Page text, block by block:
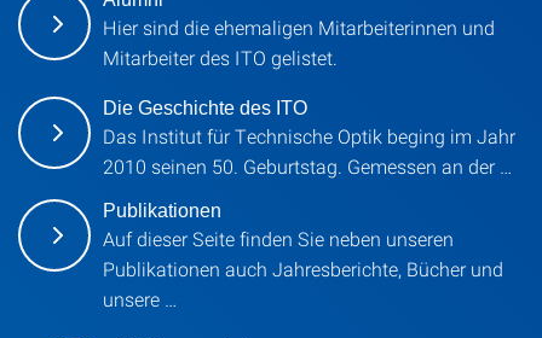
Hier sind die ehemaligen Mitarbeiterinnen und
Mitarbeiter des ITO gelistet.
Die Geschichte des ITO
Das Institut für Technische Optik beging im Jahr
2010 seinen 50. Geburtstag. Gemessen an der …
Publikationen
Auf dieser Seite finden Sie neben unseren
Publikationen auch Jahresberichte, Bücher und
unsere …